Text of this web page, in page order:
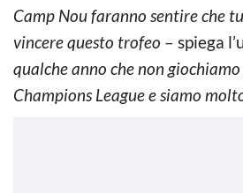
Camp Nou faranno sentire che
vincere questo trofeo – spiega
qualche anno che non
Champions League e siamo